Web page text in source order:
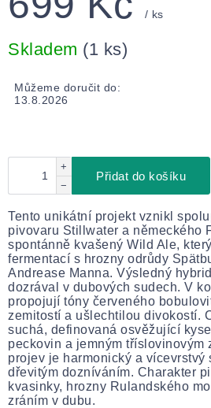
/ ks
cena:
Skladem (1 ks)
Můžeme doručit do:
13.8.2026
+
−
Přidat do košíku
Tento unikátní projekt vznikl
pivovaru Stillwater a německého
spontánně kvašený Wild Ale,
fermentací s hrozny odrůdy
Andrease Manna. Výsledný
dozrával v dubových sudech. V
propojují tóny červeného
zemitostí a ušlechtilou divokostí.
suchá, definovaná osvěžující
peckovin a jemným tříslovinovým
projev je harmonický a vícevrstvý
dřevitým dozníváním. Charakter
kvasinky, hrozny Rulandského
zráním v dubu.